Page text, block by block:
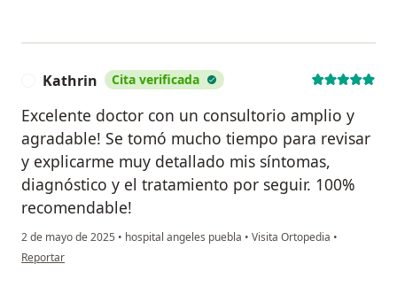
Kathrin Cita verificada
Excelente doctor con un consultorio amplio y
agradable! Se tomó mucho tiempo para revisar
y explicarme muy detallado mis síntomas,
diagnóstico y el tratamiento por seguir. 100%
recomendable!
2 de mayo de 2025 • hospital angeles puebla • Visita Ortopedia •
en opinión del usuario Kathrin
Reportar